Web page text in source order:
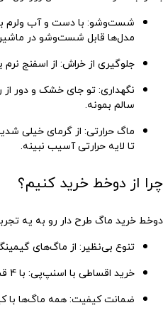
شست‌وشو: با دست و آب ولرم
مدل‌ها قابل شست‌وشو در
جلوگیری از خراش: از اسفنج
نگهداری: تو جای خشک و دور از
سالم بمونه.
ماگ حرارتی: از گرمای خیلی
تا لایه حرارتی آسیب نبینه.
چرا از دوخط خرید کنیم؟
دوخط خرید ماگ طرح دار رو به یه
تنوع بی‌نظیر: از ماگ‌های
خرید اقساطی با اسنپ‌پی: با 4 قسط آسان، بدون فشار مالی خرید کن.
ضمانت کیفیت: همه ماگ‌ها